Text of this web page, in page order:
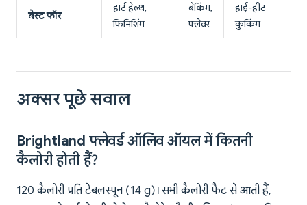
बेस्ट फॉर
हार्ट हेल्थ,
फिनिशिंग
बेकिंग,
फ्लेवर
हाई-हीट
कुकिंग
अक्सर पूछे सवाल
Brightland फ्लेवर्ड ऑलिव ऑयल में कितनी
कैलोरी होती हैं?
120 कैलोरी प्रति टेबलस्पून (14 g)। सभी कैलोरी फैट से आती हैं,